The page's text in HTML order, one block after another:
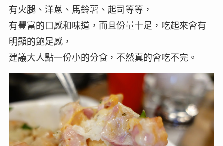
有火腿、洋蔥、馬鈴薯、起司等等，
有豐富的口感和味道，而且份量十足，吃起來會有
明顯的飽足感，
建議大人點一份小的分食，不然真的會吃不完。